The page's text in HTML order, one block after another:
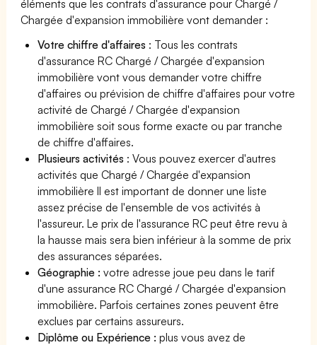
éléments que les contrats d'assurance pour Chargé /
Chargée d'expansion immobilière vont demander :
Votre chiffre d'affaires : Tous les contrats
d'assurance RC Chargé / Chargée d'expansion
immobilière vont vous demander votre chiffre
d'affaires ou prévision de chiffre d'affaires pour votre
activité de Chargé / Chargée d'expansion
immobilière soit sous forme exacte ou par tranche
de chiffre d'affaires.
Plusieurs activités : Vous pouvez exercer d'autres
activités que Chargé / Chargée d'expansion
immobilière Il est important de donner une liste
assez précise de l'ensemble de vos activités à
l'assureur. Le prix de l'assurance RC peut être revu à
la hausse mais sera bien inférieur à la somme de prix
des assurances séparées.
Géographie :votre adresse joue peu dans le tarif
d'une assurance RC Chargé / Chargée d'expansion
immobilière. Parfois certaines zones peuvent être
exclues par certains assureurs.
Diplôme ou Expérience :plus vous avez de